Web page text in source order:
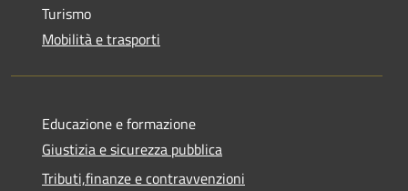
Turismo
Mobilità e trasporti
Educazione e formazione
Giustizia e sicurezza pubblica
Tributi,finanze e contravvenzioni